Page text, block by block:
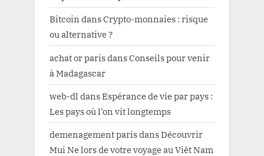
Bitcoin dansCrypto-monnaies : risque
ou alternative ?
achat or parisdansConseils pour venir
à Madagascar
web-dl dansEspérance de vie par pays :
Les pays où l’on vit longtemps
demenagement parisdansDécouvrir
Mui Ne lors de votre voyage au Viêt Nam